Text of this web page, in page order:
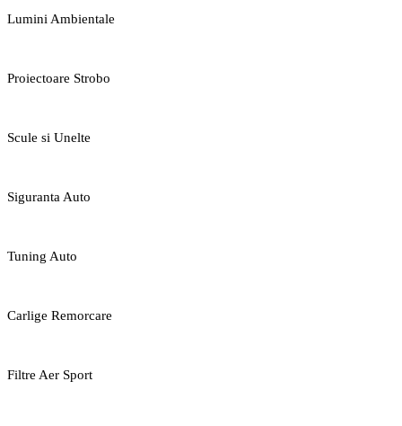
Lumini Ambientale
Proiectoare Strobo
Scule si Unelte
Siguranta Auto
Tuning Auto
Carlige Remorcare
Filtre Aer Sport